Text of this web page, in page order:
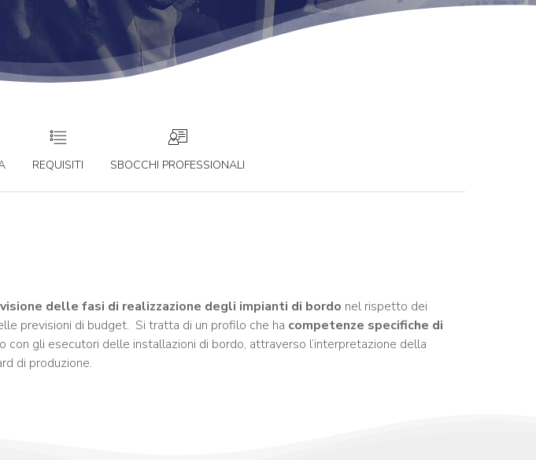
REQUISITI SBOCCHI PROFESSIONALI
delle fasi di realizzazione degli impianti di bordo nel rispetto dei
previsioni di budget. Si tratta di un profilo che ha competenze specifiche di
con gli esecutori delle installazioni di bordo, attraverso l’interpretazione della
di produzione.